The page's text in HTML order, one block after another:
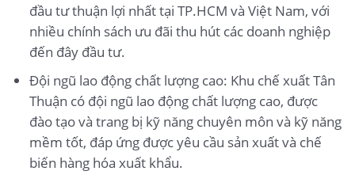
đầu tư thuận lợi nhất tại TP.HCM và Việt Nam, với
nhiều chính sách ưu đãi thu hút các doanh nghiệp
đến đây đầu tư.
Đội ngũ lao động chất lượng cao: Khu chế xuất Tân
Thuận có đội ngũ lao động chất lượng cao, được
đào tạo và trang bị kỹ năng chuyên môn và kỹ năng
mềm tốt, đáp ứng được yêu cầu sản xuất và chế
biến hàng hóa xuất khẩu.